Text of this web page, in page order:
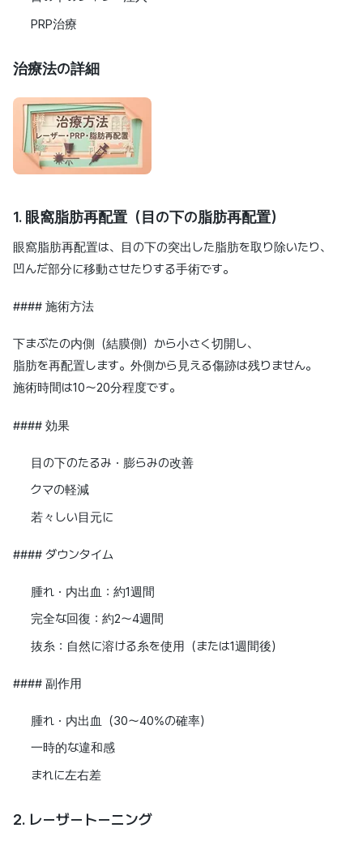
PRP治療
治療法の詳細
1. 眼窩脂肪再配置（目の下の脂肪再配置）
眼窩脂肪再配置は、目の下の突出した脂肪を取り除いたり、
凹んだ部分に移動させたりする手術です。
#### 施術方法
下まぶたの内側（結膜側）から小さく切開し、
脂肪を再配置します。外側から見える傷跡は残りません。
施術時間は10〜20分程度です。
#### 効果
目の下のたるみ・膨らみの改善
クマの軽減
若々しい目元に
#### ダウンタイム
腫れ・内出血：約1週間
完全な回復：約2〜4週間
抜糸：自然に溶ける糸を使用（または1週間後）
#### 副作用
腫れ・内出血（30〜40%の確率）
一時的な違和感
まれに左右差
2. レーザートーニング